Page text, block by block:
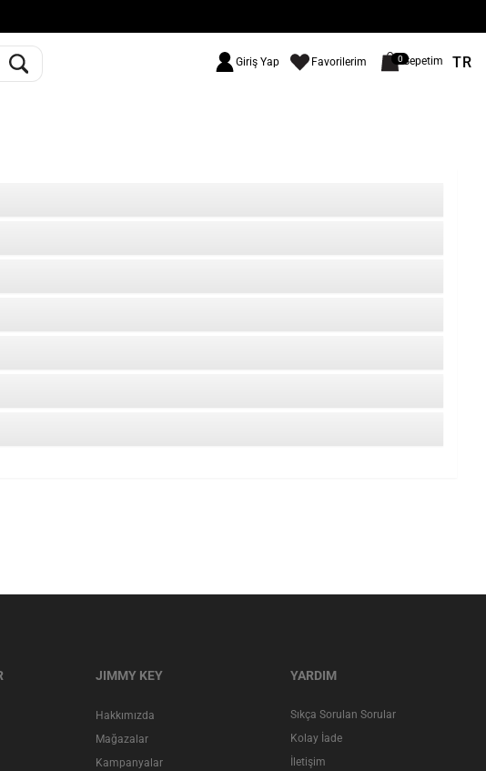
Giriş Yap Favorilerim 0Sepetim TR
JIMMY KEY
Hakkımızda
Mağazalar
Kampanyalar
YARDIM
Sıkça Sorulan Sorular
Kolay İade
İletişim